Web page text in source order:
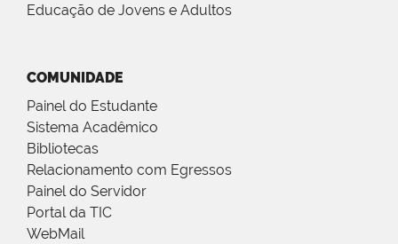
Educação de Jovens e Adultos
COMUNIDADE
Painel do Estudante
Sistema Acadêmico
Bibliotecas
Relacionamento com Egressos
Painel do Servidor
Portal da TIC
WebMail